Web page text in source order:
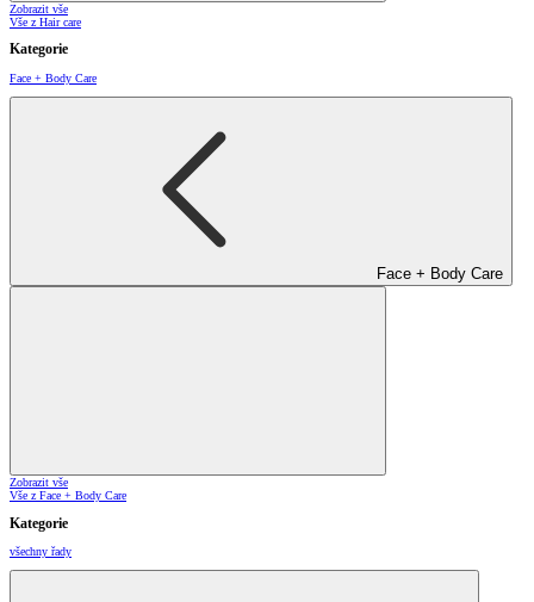
Zobrazit vše
Vše z Hair care
Kategorie
Face + Body Care
Face + Body Care
Zobrazit vše
Vše z Face + Body Care
Kategorie
všechny řady